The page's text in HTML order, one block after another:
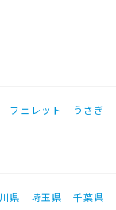
フェレット うさぎ
県 埼玉県 千葉県